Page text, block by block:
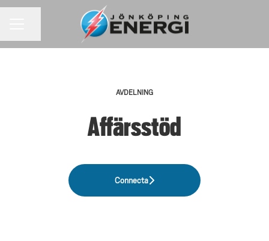
AVDELNING
Affärsstöd
Connecta